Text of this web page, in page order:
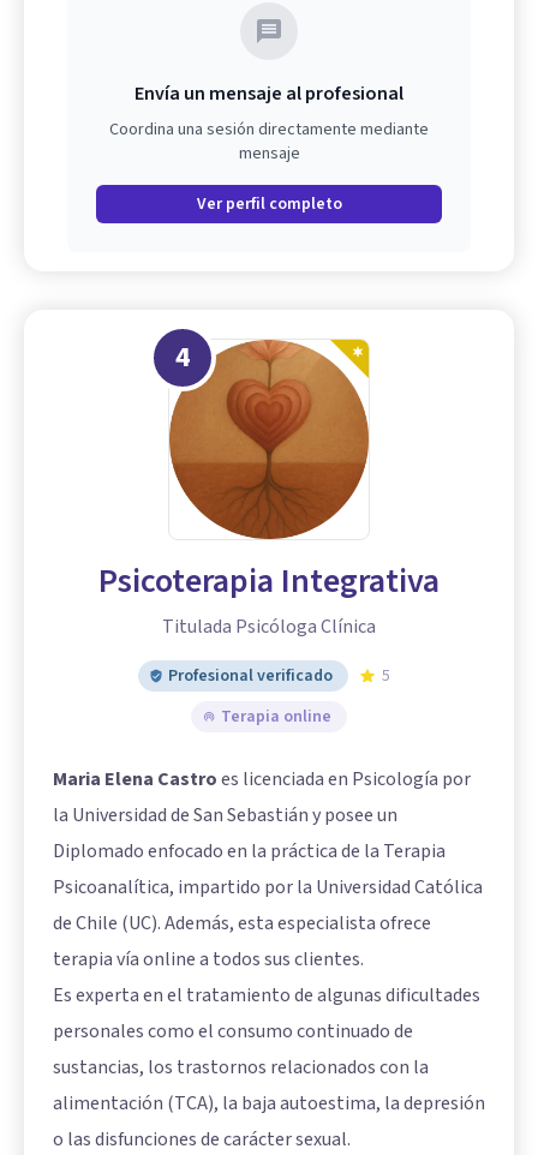
Envía un mensaje al profesional
Coordina una sesión directamente mediante
mensaje
Ver perfil completo
4
Psicoterapia Integrativa
Titulada Psicóloga Clínica
Profesional verificado
5
Terapia online
Maria Elena Castroes licenciada en Psicología por
la Universidad de San Sebastián y posee un
Diplomado enfocado en la práctica de la Terapia
Psicoanalítica, impartido por la Universidad Católica
de Chile (UC). Además, esta especialista ofrece
terapia vía online a todos sus clientes.
Es experta en el tratamiento de algunas dificultades
personales como el consumo continuado de
sustancias, los trastornos relacionados con la
alimentación (TCA), la baja autoestima, la depresión
o las disfunciones de carácter sexual.